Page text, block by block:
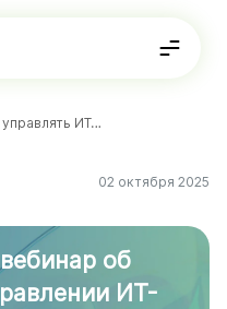
Как эффективно управлять ИТ-проектами
02 октября 2025
об
ИТ-